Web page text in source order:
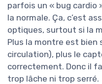
parfois un « bug cardio
la normale. Ça, c’est
optiques, surtout si la
Plus la montre est bien
circulation), plus le
correctement. Donc il
trop lâche ni trop serré.